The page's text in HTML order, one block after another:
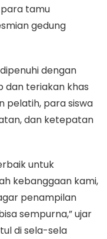
tamu
gedung
dengan
dan teriakan khas
pelatih, para siswa
dan ketepatan
untuk
kebanggaan kami,
penampilan
sempurna,” ujar
di sela-sela